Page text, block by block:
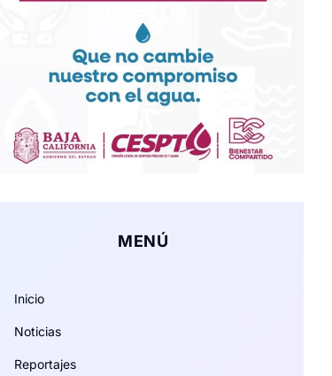
MENÚ
Inicio
Noticias
Reportajes